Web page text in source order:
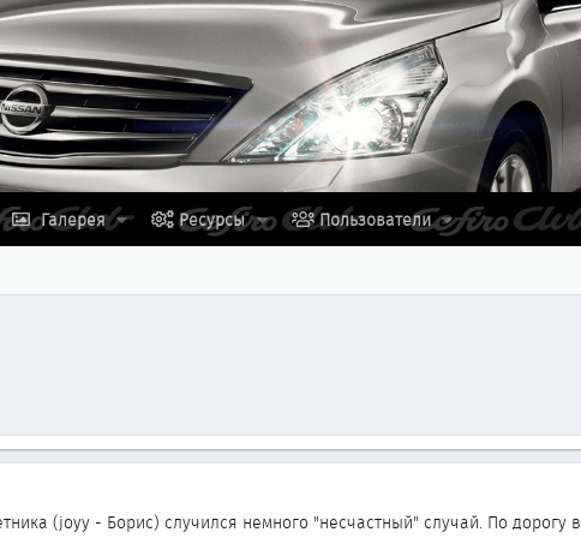
Галерея Ресурсы Пользователи
(joyy - Борис) случился немного "несчастный" случай. По дорогу в